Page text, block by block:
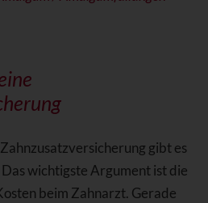
gibt es
wichtigste Argument ist die
beim Zahnarzt. Gerade